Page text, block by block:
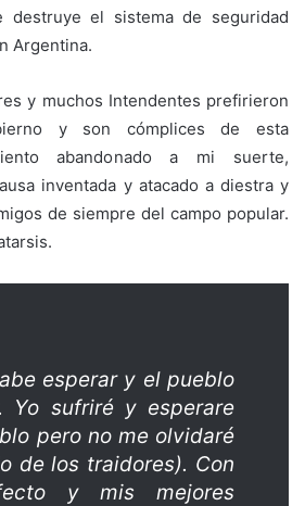
destruye el sistema de seguridad
Argentina.
y muchos Intendentes prefirieron
y son cómplices de esta
abandonado a mi suerte,
inventada y atacado a diestra y
de siempre del campo popular.
esperar y el pueblo
Yo sufriré y esperare
pero no me olvidaré
de los traidores). Con
y mis mejores